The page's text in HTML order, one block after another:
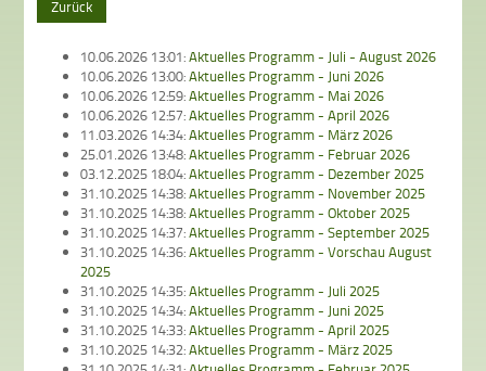
Zurück
10.06.2026 13:01:Aktuelles Programm - Juli - August 2026
10.06.2026 13:00:Aktuelles Programm - Juni 2026
10.06.2026 12:59:Aktuelles Programm - Mai 2026
10.06.2026 12:57:Aktuelles Programm - April 2026
11.03.2026 14:34:Aktuelles Programm - März 2026
25.01.2026 13:48:Aktuelles Programm - Februar 2026
03.12.2025 18:04:Aktuelles Programm - Dezember 2025
31.10.2025 14:38:Aktuelles Programm - November 2025
31.10.2025 14:38:Aktuelles Programm - Oktober 2025
31.10.2025 14:37:Aktuelles Programm - September 2025
31.10.2025 14:36:Aktuelles Programm - Vorschau August
2025
31.10.2025 14:35:Aktuelles Programm - Juli 2025
31.10.2025 14:34:Aktuelles Programm - Juni 2025
31.10.2025 14:33:Aktuelles Programm - April 2025
31.10.2025 14:32:Aktuelles Programm - März 2025